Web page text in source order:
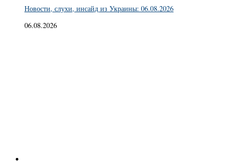
Новости, слухи, инсайд из Украины: 06.08.2026
06.08.2026